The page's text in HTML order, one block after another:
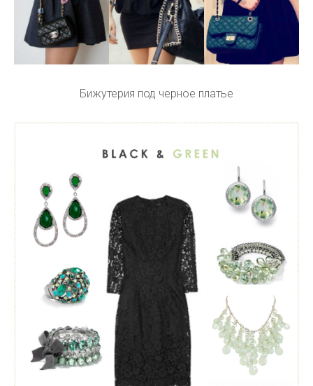
Бижутерия под черное платье